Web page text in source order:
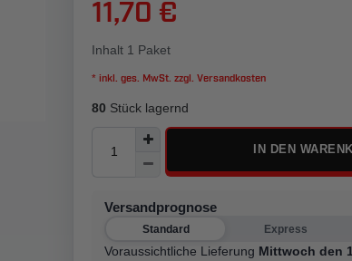
11,70 €
Inhalt 1 Paket
* inkl. ges. MwSt. zzgl. Versandkosten
80 Stück lagernd
IN DEN
Versandprognose
Standard
Express
Voraussichtliche Lieferung Mittwoch den